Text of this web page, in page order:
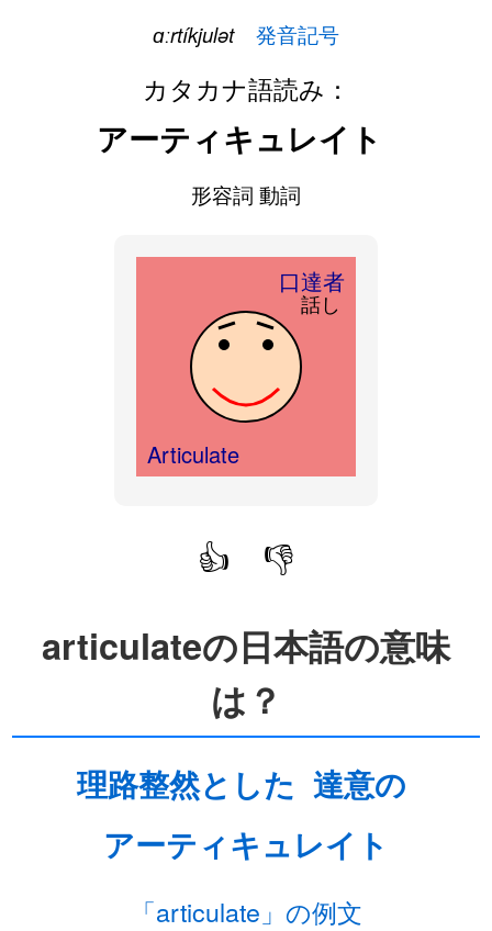
ɑːrtíkjulət 発音記号
カタカナ語読み：
アーティキュレイト
形容詞 動詞
話し
口達者
Articulate
👍 👎
articulateの日本語の意味
は？
理路整然とした 達意の
アーティキュレイト
「articulate」の例文